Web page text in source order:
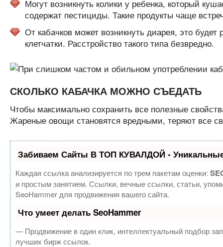
Могут возникнуть колики у ребенка, который
содержат пестициды. Такие продукты чаще
От кабачков может возникнуть диарея, это
клетчатки. Расстройство такого типа безвредно.
СКОЛЬКО КАБАЧКА МОЖНО СЪЕДАТЬ
Чтобы максимально сохранить все полезные
Жареные овощи становятся вредными, теряют все
Забиваем Сайты В ТОП КУВАЛДОЙ - Уникальные
Каждая ссылка анализируется по трем пакетам оценки:
и простым занятием. Ссылки, вечные ссылки, статьи,
SeoHammer для продвижения вашего сайта.
Что умеет делать SeoHammer
— Продвижение в один клик, интеллектуальный подбор
лучших бирж ссылок.